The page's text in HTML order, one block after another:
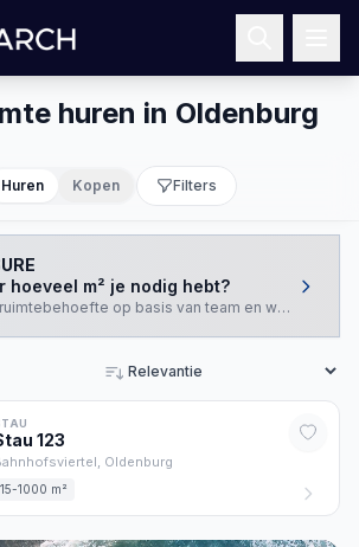
huren in Oldenburg
Huren Kopen Filters
hoeveel m² je nodig hebt?
op basis van team en werkstijl.
Sorteren
123
Oldenburg
15-1000 m²